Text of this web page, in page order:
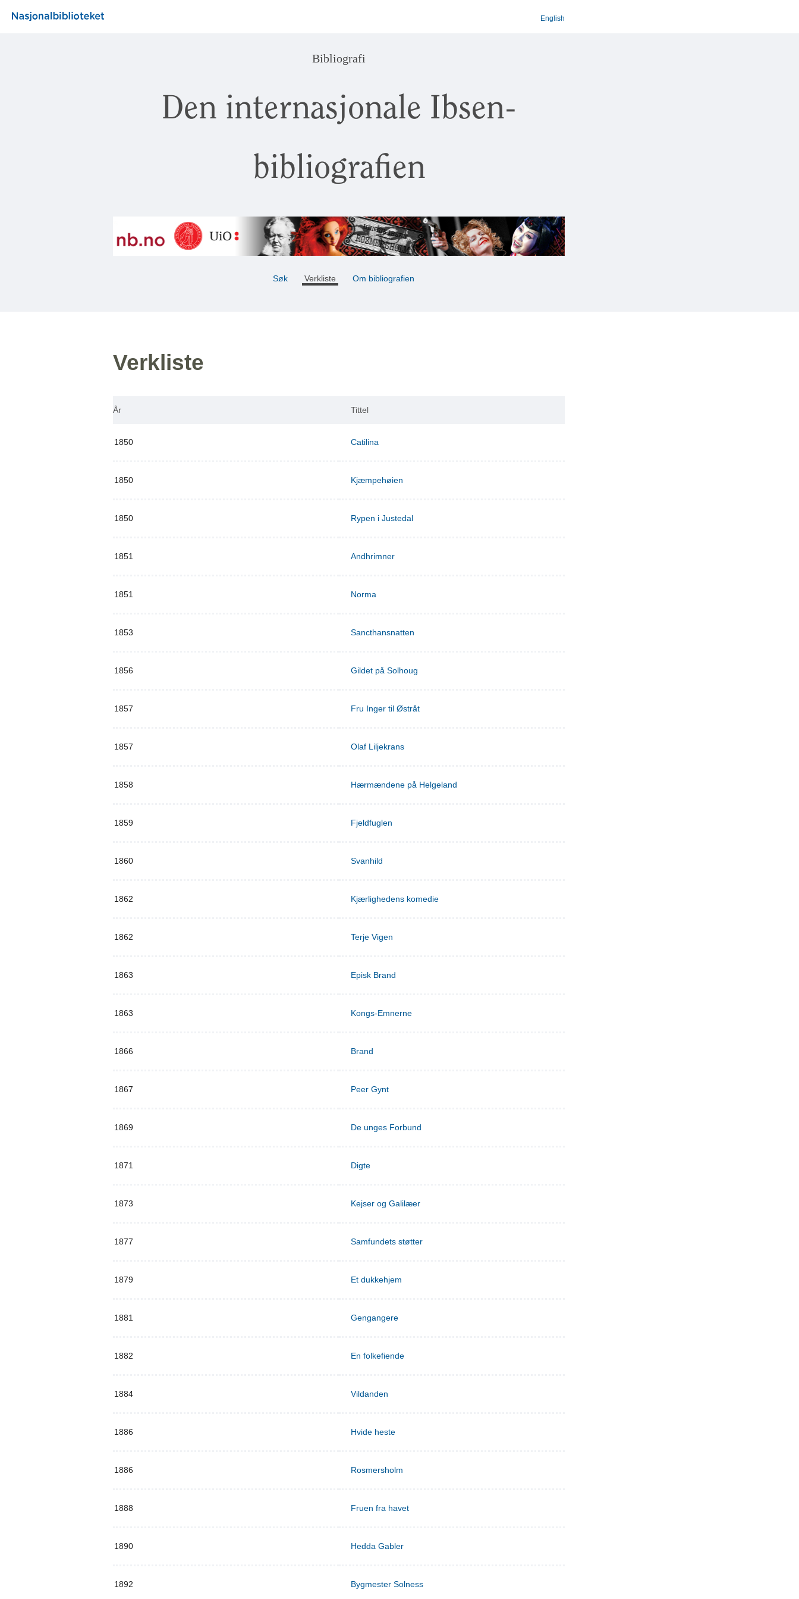
English
Bibliografi
Den internasjonale Ibsen-
bibliografien
Søk Verkliste Om bibliografien
Verkliste
År Tittel
1850 Catilina
1850 Kjæmpehøien
1850 Rypen i Justedal
1851 Andhrimner
1851 Norma
1853 Sancthansnatten
1856 Gildet på Solhoug
1857 Fru Inger til Østråt
1857 Olaf Liljekrans
1858 Hærmændene på Helgeland
1859 Fjeldfuglen
1860 Svanhild
1862 Kjærlighedens komedie
1862 Terje Vigen
1863 Episk Brand
1863 Kongs-Emnerne
1866 Brand
1867 Peer Gynt
1869 De unges Forbund
1871 Digte
1873 Kejser og Galilæer
1877 Samfundets støtter
1879 Et dukkehjem
1881 Gengangere
1882 En folkefiende
1884 Vildanden
1886 Hvide heste
1886 Rosmersholm
1888 Fruen fra havet
1890 Hedda Gabler
1892 Bygmester Solness